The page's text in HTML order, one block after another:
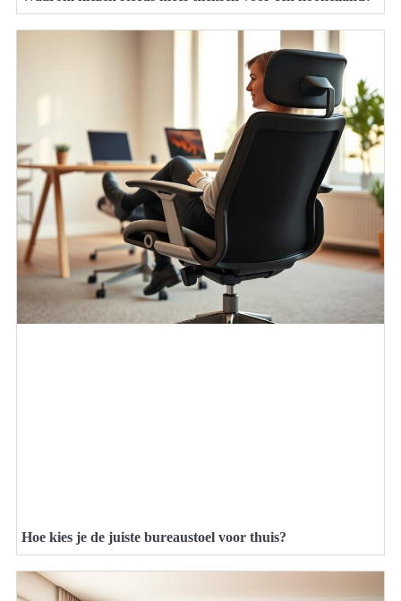
Hoe kies je de juiste bureaustoel voor thuis?